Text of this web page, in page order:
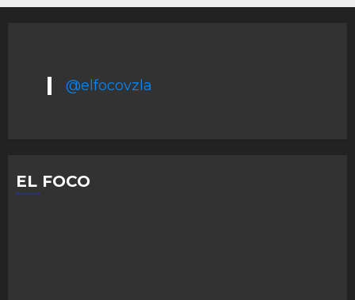
@elfocovzla
EL FOCO